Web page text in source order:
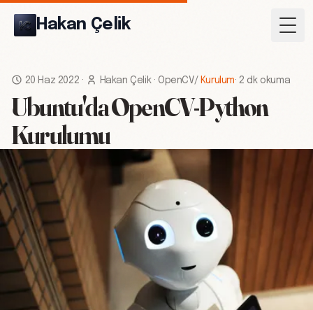
Hakan Çelik
20 Haz 2022 · Hakan Çelik·OpenCV/ Kurulum·2 dk okuma
Ubuntu'da OpenCV-Python
Kurulumu